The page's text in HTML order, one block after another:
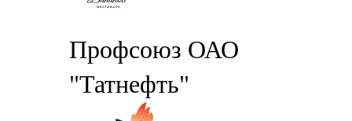
Профсоюз ОАО
"Татнефть"